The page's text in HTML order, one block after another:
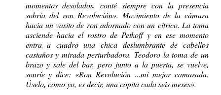
momentos desolados, conté siempre con la presencia
sobria del ron Revolución». Movimiento de la cámara
hacia un vasito de ron adornado con un cítrico. La toma
asciende hacia el rostro de Petkoff y en ese momento
entra a cuadro una chica deslumbrante de cabellos
castaños y mirada perturbadora. Teodoro la toma de un
brazo y sale del bar, pero junto a la puerta, se vuelve,
sonríe y dice: «Ron Revolución ...mi mejor camarada.
Úselo, como yo, es decir, una copita cada seis meses».